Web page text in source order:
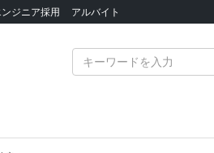
ンジニア採用 アルバイト